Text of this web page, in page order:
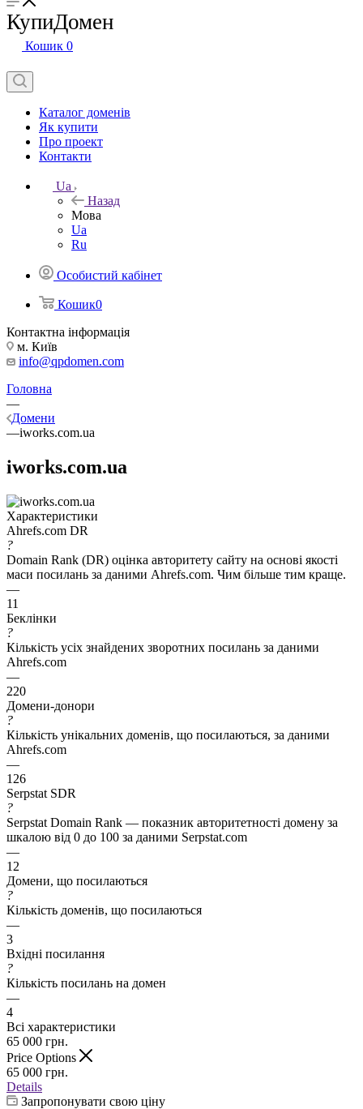
КупиДомен
Кошик 0
Каталог доменів
Як купити
Про проект
Контакти
Ua
Назад
Мова
Ua
Ru
Особистий кабінет
Кошик0
Контактна інформація
м. Київ
info@qpdomen.com
Головна
—
Домени
—iworks.com.ua
iworks.com.ua
Характеристики
Ahrefs.com DR
?
Domain Rank (DR) оцінка авторитету сайту на основі якості
маси посилань за даними Ahrefs.com. Чим більше тим краще.
—
11
Беклінки
?
Кількість усіх знайдених зворотних посилань за даними
Ahrefs.com
—
220
Домени-донори
?
Кількість унікальних доменів, що посилаються, за даними
Ahrefs.com
—
126
Serpstat SDR
?
Serpstat Domain Rank — показник авторитетності домену за
шкалою від 0 до 100 за даними Serpstat.com
—
12
Домени, що посилаються
?
Кількість доменів, що посилаються
—
3
Вхідні посилання
?
Кількість посилань на домен
—
4
Всі характеристики
65 000 грн.
Price Options
65 000 грн.
Details
Запропонувати свою ціну